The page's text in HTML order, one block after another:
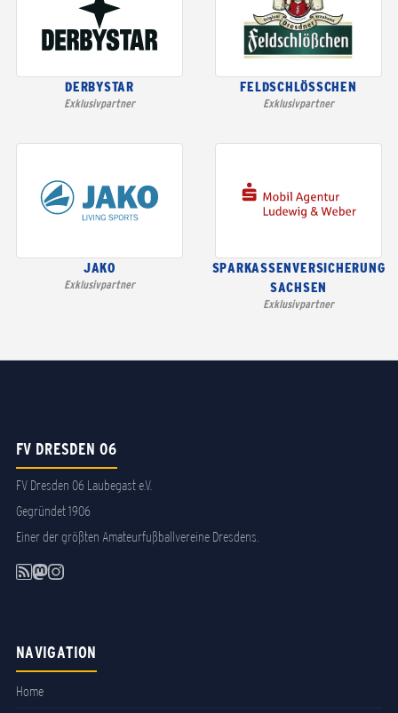
DERBYSTAR
Exklusivpartner
FELDSCHLÖSSCHEN
Exklusivpartner
JAKO
Exklusivpartner
SPARKASSENVERSICHERUNG
SACHSEN
Exklusivpartner
FV DRESDEN 06
FV Dresden 06 Laubegast e.V.
Gegründet 1906
Einer der größten Amateurfußballvereine Dresdens.
NAVIGATION
Home